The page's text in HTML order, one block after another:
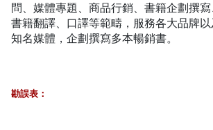
問、媒體專題、商品行銷、書籍企劃撰寫
書籍翻譯、口譯等範疇，服務各大品牌以
知名媒體，企劃撰寫多本暢銷書。
勘誤表：